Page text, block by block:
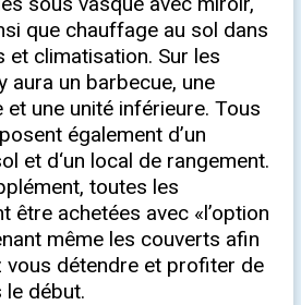
que chauffage au sol dans
et climatisation. Sur les
aura un barbecue, une
une unité inférieure. Tous
également d’un
et d‘un local de rangement.
toutes les
être achetées avec «l’option
même les couverts afin
vous détendre et profiter de
le début.